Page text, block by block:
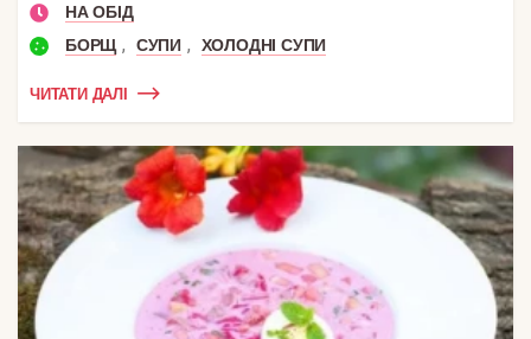
НА ОБІД
БОРЩ , СУПИ , ХОЛОДНІ СУПИ
ЧИТАТИ ДАЛІ